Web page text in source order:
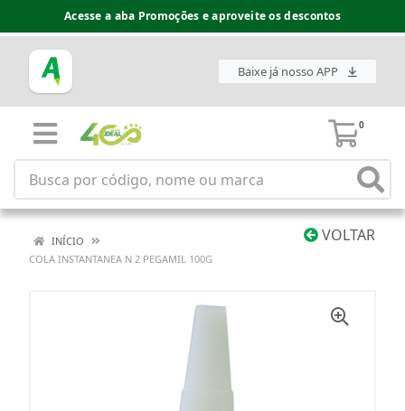
Acesse a aba Promoções e aproveite os descontos
Baixe já nosso APP
0
VOLTAR
INÍCIO
COLA INSTANTANEA N 2 PEGAMIL 100G